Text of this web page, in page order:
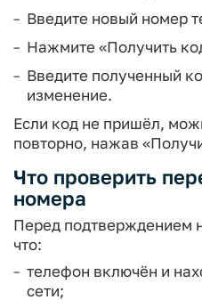
Введите новый номер
Нажмите «Получить
Введите полученный
изменение.
Если код не пришёл,
повторно, нажав
Что проверить
номера
Перед подтверждением
что:
телефон включён и
сети;